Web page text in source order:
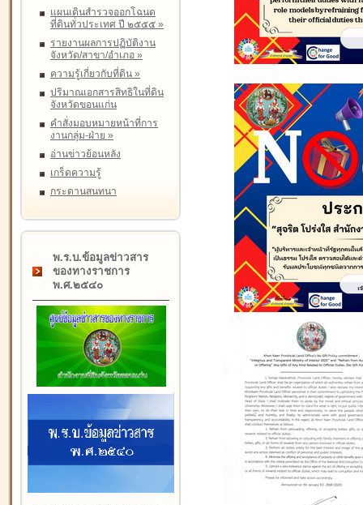
แผนเดินสำรวจออกโฉนด
ที่ดินทั่วประเทศ ปี ๒๕๕๕ »
รายงานผลการปฏิบัติงาน
จังหวัด/สาขา/อำเภอ »
ความรู้เกี่ยวกับที่ดิน »
ปริมาณเอกสารสิทธิในที่ดิน
จังหวัดขอนแก่น
คำสั่งมอบหมายหน้าที่การ
งานกลุ่ม-ฝ่าย »
อ่านข่าวย้อนหลัง
เกร็ดความรู้
กระดานสนทนา
พ.ร.บ.ข้อมูลข่าวสาร
ของทางราชการ
พ.ศ.๒๕๔๐